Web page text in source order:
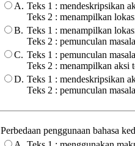
A. Teks 1 : mendeskripsikan
Teks 2 : menampilkan
B. Teks 1 : menampilkan
Teks 2 : pemunculan
C. Teks 1 : pemunculan
Teks 2 : menampilkan aksi
D. Teks 1 : mendeskripsikan
Teks 2 : pemunculan
Perbedaan penggunaan bahasa